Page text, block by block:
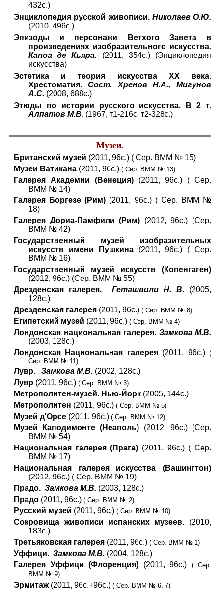
432с.)
Энциклопедия русской живописи. Николаев О.Ю.
(2010, 496с.)
Эпизоды и персонажи Ветхого Завета в
произведениях изобразительного искусства.
Капоа де Кьяра. (2011, 354с.) (Энциклопедия
искусства)
Эстетика и теория искусства XX века.
Хрестоматия. Сост. Хренов Н.А., Мигунов
А.С. (2008, 688с.)
Этюды по истории русского искусства. В 2 т.
Алпатов М.В. (1967, т1-216с, т2-328с.)
Музеи.
Британский музей (2011, 96с.) ( Сер. ВММ № 15)
Музеи Ватикана (2011, 96с.) ( Сер. ВММ № 13)
Галерея Академии (Венеция) (2011, 96с.) ( Сер.
ВММ № 14)
Галерея Боргезе (Рим) (2011, 96с.) ( Сер. ВММ №
18)
Галерея Дориа-Памфили (Рим) (2012, 96с.) (Сер.
ВММ № 42)
Государственный музей изобразительных
искусств имени Пушкина (2011, 96с.) ( Сер.
ВММ № 16)
Государственный музей искусств (Копенгаген)
(2012, 96с.) (Сер. ВММ № 55)
Дрезденская галерея.
Геташвили Н. В. (2005,
128с.)
Дрезденская галерея (2011, 96с.) ( Сер. ВММ № 8)
Египетский музей (2011, 96с.) ( Сер. ВММ № 4)
Лондонская национальная галерея. Замкова М.В.
(2003, 128с.)
Лондонская Национальная галерея(2011, 96с.)(
Сер. ВММ № 11)
Лувр. Замкова М.В. (2002, 128с.)
Лувр (2011, 96с.) ( Сер. ВММ № 3)
Метрополитен-музей. Нью-Йорк (2005, 144с.)
Метрополитен (2011, 96с.) ( Сер. ВММ № 5)
Музей д'Орсе (2011, 96с.) ( Сер. ВММ № 12)
Музей Каподимонте (Неаполь) (2012, 96с.) (Сер.
ВММ № 54)
Национальная галерея (Прага) (2011, 96с.) ( Сер.
ВММ № 17)
Национальная галерея искусства (Вашингтон)
(2012, 96с.) ( Сер. ВММ № 19)
Прадо. Замкова М.В. (2003, 128с.)
Прадо (2011, 96с.) ( Сер. ВММ № 2)
Русский музей (2011, 96с.) ( Сер. ВММ № 10)
Сокровища живописи испанских музеев. (2010,
183с.)
Третьяковская галерея (2011, 96с.) ( Сер. ВММ № 1)
Уффици. Замкова М.В. (2004, 128с.)
Галерея Уффици (Флоренция) (2011, 96с.)
( Сер.
ВММ № 9)
Эрмитаж(2011, 96с.+96с.) ( Сер. ВММ № 6, 7)